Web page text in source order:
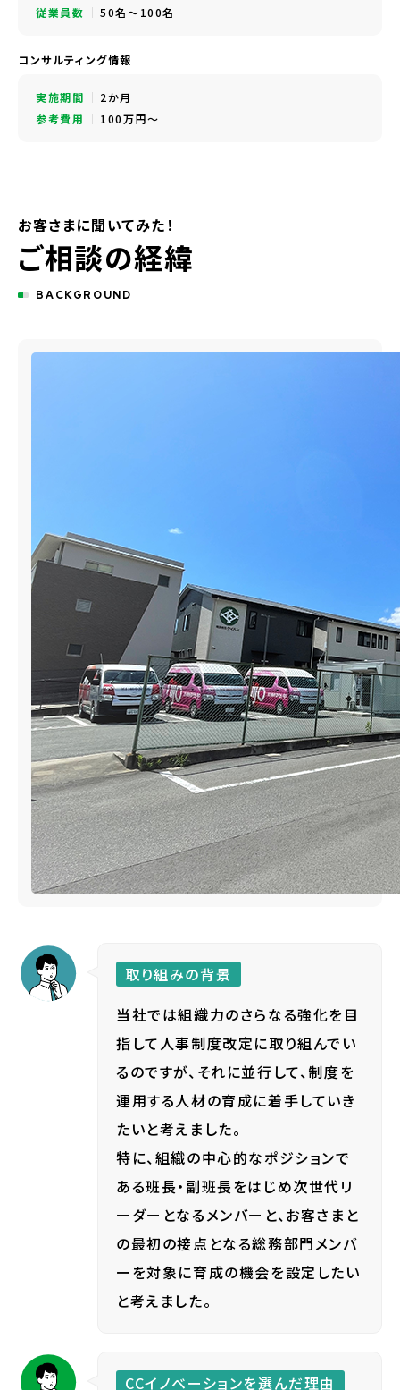
従業員数
50名～100名
コンサルティング情報
実施期間
2か月
参考費用
100万円～
お客さまに聞いてみた！
ご相談の経緯
BACKGROUND
取り組みの背景
当社では組織力のさらなる強化を目
指して人事制度改定に取り組んでい
るのですが、それに並行して、制度を
運用する人材の育成に着手していき
たいと考えました。
特に、組織の中心的なポジションで
ある班長・副班長をはじめ次世代リ
ーダーとなるメンバーと、お客さまと
の最初の接点となる総務部門メンバ
ーを対象に育成の機会を設定したい
と考えました。
CCイノベーションを選んだ理由